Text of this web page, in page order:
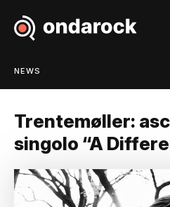
NEWS
Trentemøller:
singolo “A